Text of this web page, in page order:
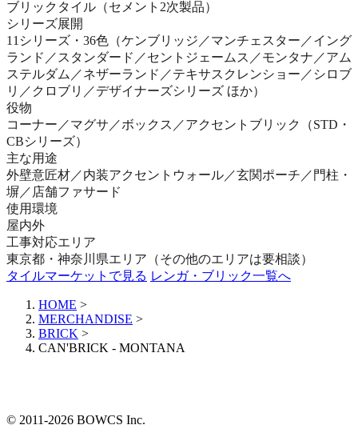
ブリックタイル（セメント2次製品）
シリーズ展開
11シリーズ・36色（ケンブリッジ／マンチェスター／イング
ランド／スタンダード／セントジェームス／モンタナ／アム
ステルダム／ネザーランド／テキサスクレンショー／シロブ
リ／クロブリ／デザイナーズシリーズ ほか）
役物
コーナー／マグサ／ボックス／アクセントブリック（STD・
CBシリーズ）
主な用途
外壁意匠材／内装アクセントウォール／玄関ポーチ／門柱・
塀／店舗ファサード
使用環境
屋内外
工事対応エリア
東京都・神奈川県エリア（その他のエリアは要相談）
タイルマーケットで見る レンガ・ブリック一覧へ
HOME >
MERCHANDISE >
BRICK >
CAN'BRICK - MONTANA
© 2011-2026 BOWCS Inc.